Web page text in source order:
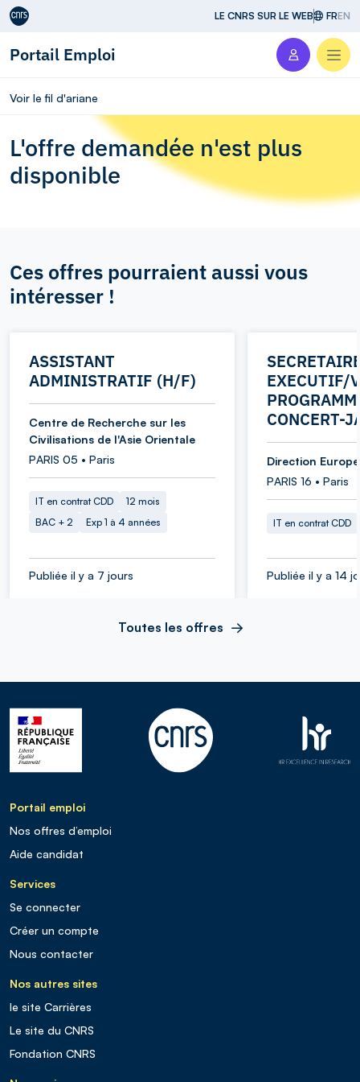
Aller au contenu LE CNRS SUR LE WEB FREN
Portail Emploi
Voir le fil d'ariane
L'offre demandée n'est plus
disponible
Ces offres pourraient aussi vous
intéresser !
ASSISTANT
ADMINISTRATIF (H/F)
Centre de Recherche sur les
Civilisations de l'Asie Orientale
PARIS 05 • Paris
IT en contrat CDD
12 mois
BAC + 2
Exp 1 à 4 années
Publiée il y a 7 jours
EXECUTIF/
CONCERT-
Direction
PARIS 16 • Paris
IT en contrat CDD
Publiée il y a 14
Toutes les offres
Portail emploi
Nos offres d’emploi
Aide candidat
Services
Se connecter
Créer un compte
Nous contacter
Nos autres sites
le site Carrières
Le site du CNRS
Fondation CNRS